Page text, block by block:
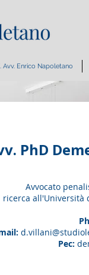
Avv. Enrico Napoletano
PhD
Avvocato
ricerca all'Università
Pec: